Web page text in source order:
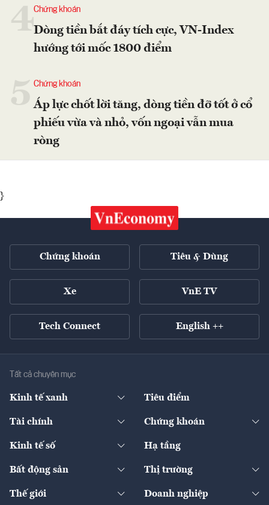
4Chứng khoán
Dòng tiền bắt đáy tích cực, VN-Index
hướng tới mốc 1800 điểm
Chứng khoán
Áp lực chốt lời tăng, dòng tiền đỡ tốt ở cổ
phiếu vừa và nhỏ, vốn ngoại vẫn mua
ròng
}
Chứng khoán Tiêu & Dùng
Xe VnE TV
Tech Connect English ++
Tất cả chuyên mục
Kinh tế xanh
Diễn đàn
Tiêu điểm
Tài chính
Ngân hàng
Bảo hiểm
Chứng khoán
Doanh nghiệp niêm yết
Kinh tế số
Sản phẩm - Thị trường
Hạ tầng
Bất động sản
Chính sách
Thị trường
Thế giới Doanh nghiệp